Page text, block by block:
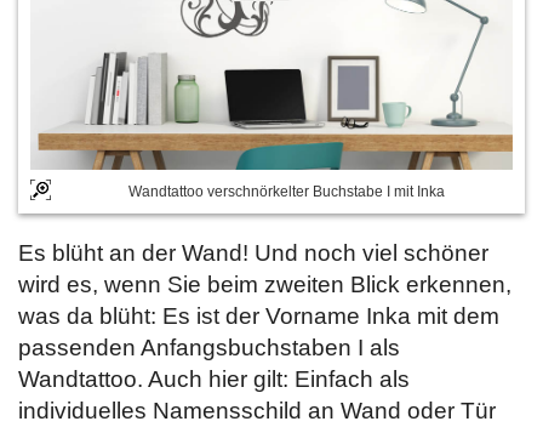
Wandtattoo verschnörkelter Buchstabe I mit Inka
Es blüht an der Wand! Und noch viel schöner
wird es, wenn Sie beim zweiten Blick erkennen,
was da blüht: Es ist der Vorname Inka mit dem
passenden Anfangsbuchstaben I als
Wandtattoo. Auch hier gilt: Einfach als
individuelles Namensschild an Wand oder Tür